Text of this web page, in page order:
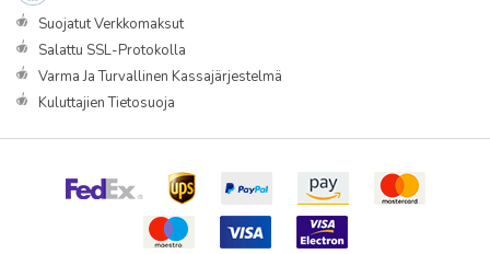
Suojatut Verkkomaksut
Salattu SSL-Protokolla
Varma Ja Turvallinen Kassajärjestelmä
Kuluttajien Tietosuoja